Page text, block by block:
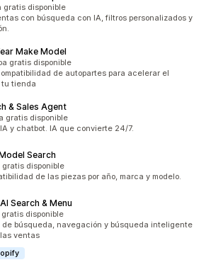
total
gratis disponible
con búsqueda con IA, filtros personalizados y
Make Model
gratis disponible
de autopartes para acelerar el
tu tienda
& Sales Agent
gratis disponible
y chatbot. IA que convierte 24/7.
Search
gratis disponible
de las piezas por año, marca y modelo.
Search & Menu
gratis disponible
búsqueda, navegación y búsqueda inteligente
ventas